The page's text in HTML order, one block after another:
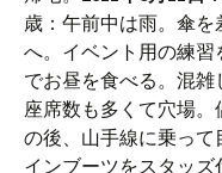
歳：午前中は雨。傘
へ。イベント用の練
でお昼を食べる。混雑
座席数も多くて穴場
の後、山手線に乗っ
インブーツをスタッ